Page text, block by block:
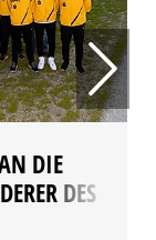
DIE
DES